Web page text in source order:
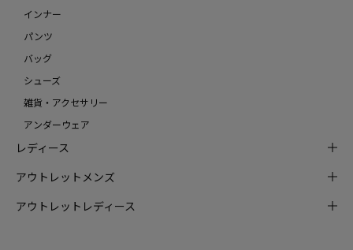
インナー
パンツ
バッグ
シューズ
雑貨・アクセサリー
アンダーウェア
レディース
アウトレットメンズ
アウトレットレディース